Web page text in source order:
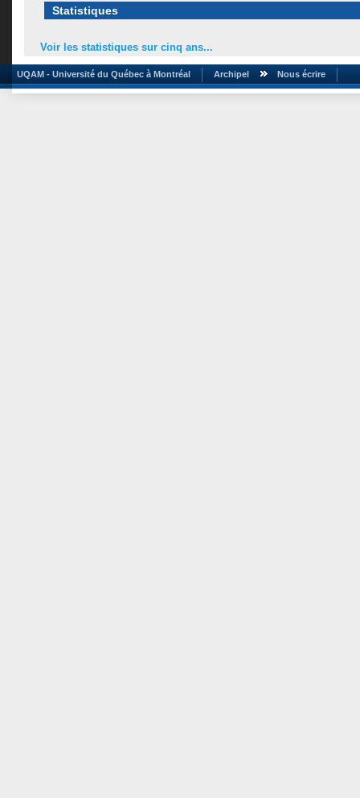
Statistiques
Voir les statistiques sur cinq ans...
UQAM - Université du Québec à Montréal Archipel Nous écrire